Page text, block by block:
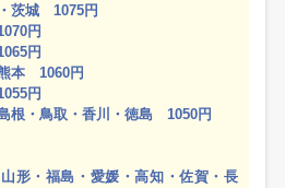
茨城 1075円
円
円
本 1060円
円
根・鳥取・香川・徳島 1050円
形・福島・愛媛・高知・佐賀・長